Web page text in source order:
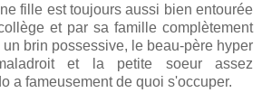
fille est toujours aussi bien entourée
et par sa famille complètement
un brin possessive, le beau-père hyper
et la petite soeur assez
a fameusement de quoi s'occuper.